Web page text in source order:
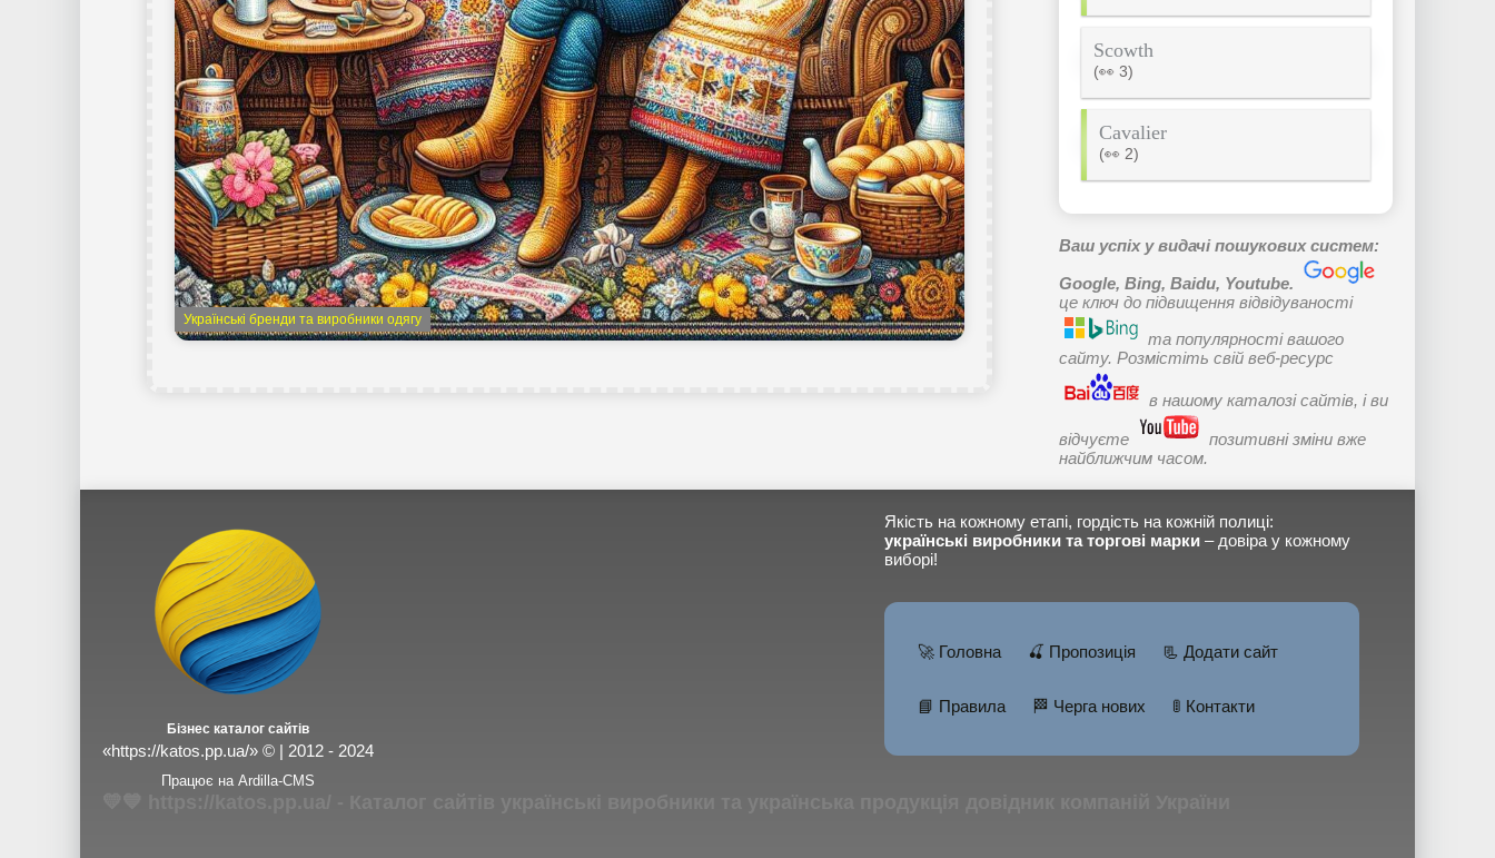
Українські бренди та виробники одягу
Scowth
(👀 3)
Cavalier
(👀 2)
Ваш успіх у видачі пошукових систем:
Google, Bing, Baidu, Youtube.
це ключ до підвищення відвідуваності
та популярності вашого
сайту. Розмістіть свій веб-ресурс
в нашому каталозі сайтів, і ви
відчуєте
позитивні зміни вже
найближчим часом.
Бізнес каталог сайтів
«https://katos.pp.ua/» © | 2012 - 2024
Працює на Ardilla-CMS
Якість на кожному етапі, гордість на кожній полиці:
українські виробники та торгові марки– довіра у кожному
виборі!
🚀 Головна 🍒 Пропозиція 📃 Додати сайт
📘 Правила 🏁 Черга нових 🚦 Контакти